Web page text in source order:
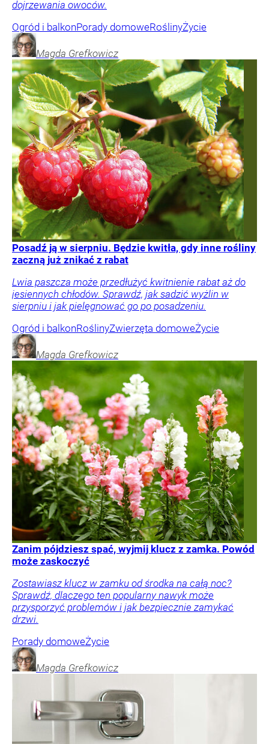
dojrzewania owoców.
Ogród i balkonPorady domoweRoślinyŻycie
Magda Grefkowicz
Posadź ją w sierpniu. Będzie kwitła, gdy inne rośliny
zaczną już znikać z rabat
Lwia paszcza może przedłużyć kwitnienie rabat aż do
jesiennych chłodów. Sprawdź, jak sadzić wyżlin w
sierpniu i jak pielęgnować go po posadzeniu.
Ogród i balkonRoślinyZwierzęta domoweŻycie
Magda Grefkowicz
Zanim pójdziesz spać, wyjmij klucz z zamka. Powód
może zaskoczyć
Zostawiasz klucz w zamku od środka na całą noc?
Sprawdź, dlaczego ten popularny nawyk może
przysporzyć problemów i jak bezpiecznie zamykać
drzwi.
Porady domoweŻycie
Magda Grefkowicz